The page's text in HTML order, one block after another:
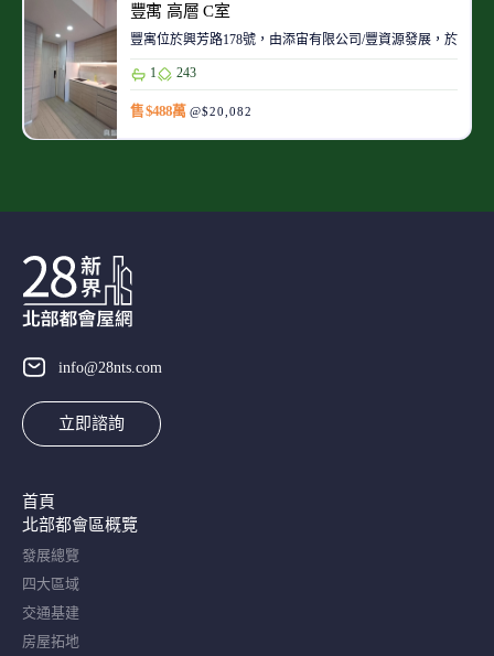
豐寓 高層 C室
豐寓位於興芳路178號，由添宙有限公司/豐資源發展，於
1 243
售 $488萬 @$20,082
info@28nts.com
立即諮詢
首頁
北部都會區概覽​
發展總覽
四大區域
交通基建
房屋拓地